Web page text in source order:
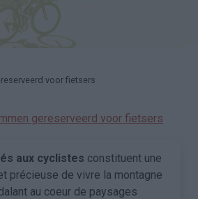
voor fietsers
gereserveerd voor fietsers
aux cyclistes constituent une
précieuse de vivre la montagne
au coeur de paysages